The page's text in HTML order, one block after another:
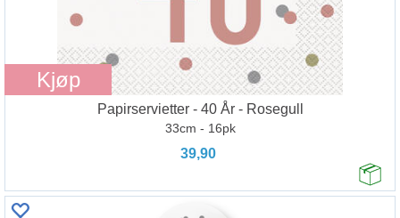
Kjøp
Papirservietter - 40 År - Rosegull
33cm - 16pk
39,90